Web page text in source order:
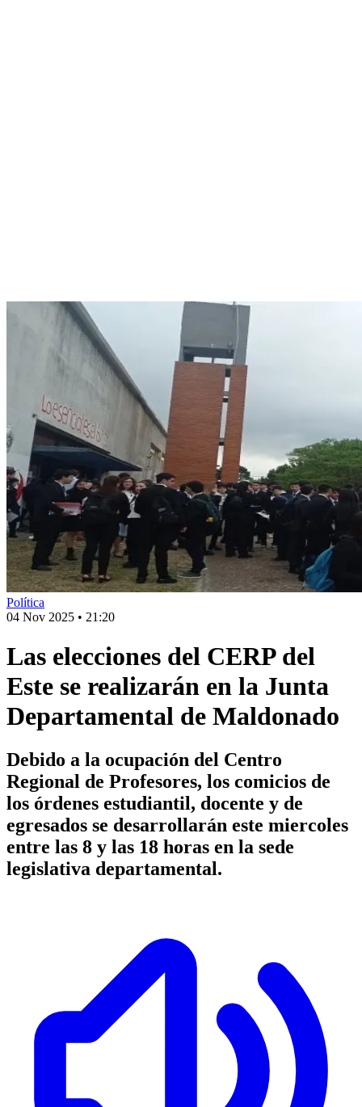
Política
04 Nov 2025 • 21:20
Las elecciones del CERP del
Este se realizarán en la Junta
Departamental de Maldonado
Debido a la ocupación del Centro
Regional de Profesores, los comicios de
los órdenes estudiantil, docente y de
egresados se desarrollarán este miercoles
entre las 8 y las 18 horas en la sede
legislativa departamental.